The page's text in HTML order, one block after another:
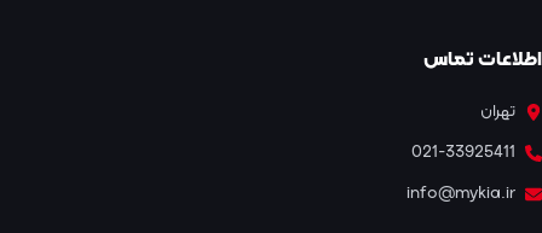
اطلاعات تماس
تهران
021-33925411
info@mykia.ir